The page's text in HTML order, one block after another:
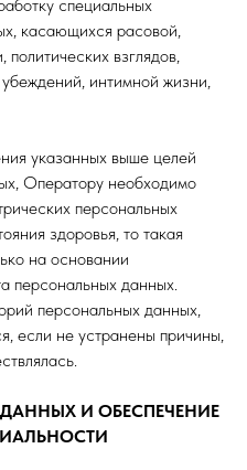
специальных
касающихся расовой,
взглядов,
интимной жизни,
указанных выше целей
Оператору необходимо
персональных
здоровья, то такая
на основании
персональных данных.
персональных данных,
если не устранены причины,
И ОБЕСПЕЧЕНИЕ